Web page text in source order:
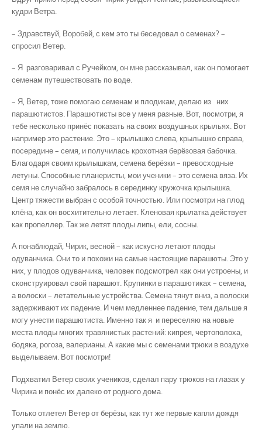
кудри Ветра.
– Здравствуй, Воробей, с кем это ты беседовал о семе­нах? –
спросил Ветер.
– Я разговаривал с Ручейком, он мне рассказывал, как он помогает
семенам путе­шествовать по воде.
– Я, Ветер, тоже помогаю семенам и плодикам, делаю из них
парашютистов. Пара­шютисты все у меня разные. Вот, по­смотри, я
тебе несколько принёс показать на своих воздушных крыльях. Вот
например это растение. Это – крылышко слева, крылышко справа,
посередине – семя, и получилась кро­хотная берёзовая бабочка.
Благодаря своим крылышкам, семена берёзки – превосходные
летуны. Способные планеристы, мои ученики – это семена вяза. Их
семя не случайно забралось в сере­динку кру­жочка крылышка.
Центр тяжести выбран с особой точностью. Или посмотри на плод
клёна, как он восхитительно летает. Кленовая крылатка действует
как пропеллер. Так же ле­тят плоды липы, ели, сосны.
А понаблюдай, Чирик, весной – как искусно летают плоды
одуванчика. Они то и по­хожи на самые настоящие парашюты. Это у
них, у плодов одуванчика, человек подсмотрел как они устроены, и
сконст­руировал свой парашют. Крупинки в парашютиках – семена,
а волоски – летательные уст­ройства. Семена тянут вниз, а волоски
задерживают их падение. И чем медленнее падение, тем дальше я
могу унести парашютиста. Именно так я и переселяю на новые
места плоды многих травянистых растений: кипрея, чертополоха,
бодяка, рогоза, валерианы. А какие мы с семенами трюки в воздухе
выделываем. Вот посмотри!
Подхватил Ветер своих учеников, сделал пару трюков на глазах у
Чирика и понёс их далеко от родного дома.
Только отлетел Ветер от берёзы, как тут же первые капли дождя
упали на землю.